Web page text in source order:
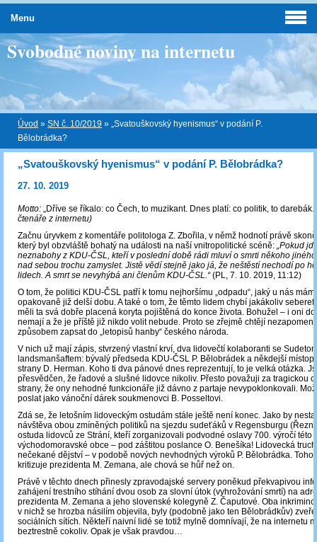
Svobodné noviny na internetu
Úvod » SN č. 10/2019 » „Svatouškovský hyenismus“ v podání P.
Bělobrádka?
„Svatouškovský hyenismus“ v podání P. Bělobrádka?
27. 10. 2019
Motto: „Dříve se říkalo: co Čech, to muzikant. Dnes platí: co politik, to
čtenáře z internetu)
Začnu úryvkem z komentáře politologa Z. Zbořila, v němž hodnotí právě
který byl obzvláště bohatý na události na naší vnitropolitické scéně: „Pokud
neznabohy z KDU-ČSL, kteří v poslední době rádi mluví o smrti někoho
nad sebou trochu zamyslet. Jistě vědí stejně jako já, že neštěstí nechodí po
lidech. A smrt se nevyhýbá ani členům KDU-ČSL.“(PL, 7. 10. 2019, 11:12)
O tom, že politici KDU-ČSL patří k tomu nejhoršímu „odpadu“, jaký u nás
opakovaně již delší dobu. A také o tom, že těmto lidem chybí jakákoliv
měli ta svá dobře placená koryta pojištěná do konce života. Bohužel – i oni
nemají a že je příště již nikdo volit nebude. Proto se zřejmě chtějí
způsobem zapsat do „letopisů hanby“ českého národa.
V nich už mají zápis, stvrzený vlastní krví, dva lidovečtí kolaboranti se
landsmanšaftem: bývalý předseda KDU-ČSL P. Bělobrádek a někdejší
strany D. Herman. Koho ti dva pánové dnes reprezentují, to je velká otázka.
přesvědčen, že řadové a slušné lidovce nikoliv. Přesto považuji za tragickou
strany, že ony nehodné funkcionáře již dávno z partaje nevypoklonkovali.
poslat jako vánoční dárek soukmenovci B. Posseltovi.
Zdá se, že letošním lidoveckým ostudám stále ještě není konec. Jako by
návštěva obou zmíněných politiků na sjezdu sudeťáků v Regensburgu
ostuda lidovců ze Strání, kteří zorganizovali podvodné oslavy 700. výročí této
východomoravské obce ‒ pod záštitou poslance O. Benešíka! Lidovecká
nečekané dějství – v podobě nových nevhodných výroků P. Bělobrádka.
kritizuje prezidenta M. Zemana, ale chová se hůř než on.
Právě v těchto dnech přinesly zpravodajské servery poněkud překvapivou
zahájení trestního stíhání dvou osob za slovní útok (vyhrožování smrtí) na
prezidenta M. Zemana a jeho slovenské kolegyně Z. Čaputové. Oba
v nichž se hrozba násilím objevila, byly (podobně jako ten Bělobrádkův)
sociálních sítích. Někteří naivní lidé se totiž mylně domnívají, že na internetu
beztrestně cokoliv. Opak je však pravdou…
Menu